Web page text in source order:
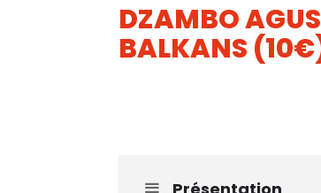
DZAMBO
BALKANS